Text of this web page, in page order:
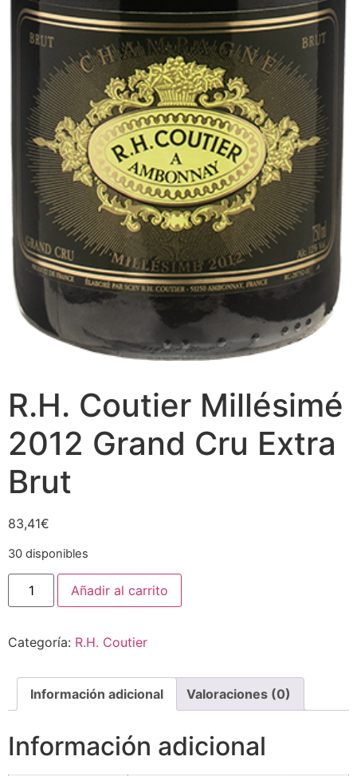
R.H. Coutier Millésimé
2012 Grand Cru Extra
Brut
83,41€
30 disponibles
R.H.
Coutier
Millésimé
Cru
cantidad
Añadir al carrito
Categoría: R.H. Coutier
Información adicional Valoraciones (0)
Información adicional